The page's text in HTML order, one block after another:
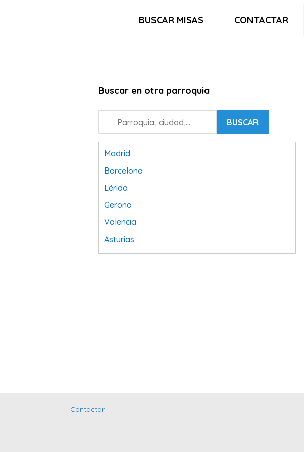
BUSCAR MISAS CONTACTAR
Buscar en otra parroquia
BUSCAR
Madrid
Barcelona
Lérida
Gerona
Valencia
Asturias
Tarragona
Málaga
Contactar